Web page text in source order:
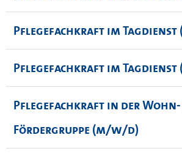
Pflegefachkraft im
Pflegefachkraft im
Pflegefachkraft in der
Fördergruppe (m/w/d)